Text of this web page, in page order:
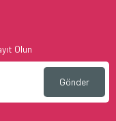
Olun
Gönder